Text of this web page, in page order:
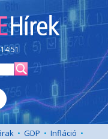
• GDP • Infláció •